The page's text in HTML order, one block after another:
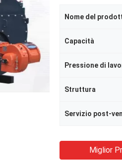
Nome del
Capacità
Struttura
Miglior